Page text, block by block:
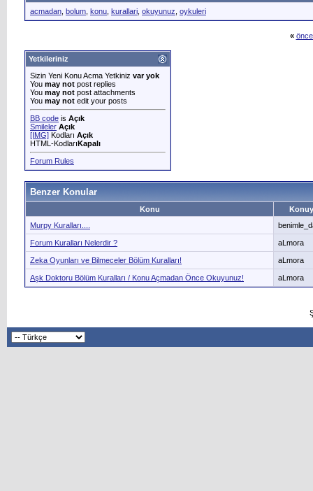
acmadan bolum konu kurallari okuyunuz oykuleri
«
Yetkileriniz
Sizin Yeni Konu Acma Yetkiniz var yok
You may not post replies
You may not post attachments
You may not edit your posts
BB code is Açık
Smileler Açık
[IMG] Kodları Açık
HTML-KodlarıKapalı
Forum Rules
Benzer Konular
Konu
Murpy Kuralları....
Forum Kuralları Nelerdir ? aLmora
Zeka Oyunları ve Bilmeceler Bölüm Kuralları! aLmora
Aşk Doktoru Bölüm Kuralları / Konu Açmadan Önce Okuyunuz! aLmora